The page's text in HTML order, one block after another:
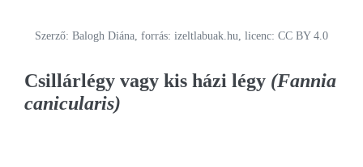
Szerző: Balogh Diána, forrás: izeltlabuak.hu, licenc: CC BY 4.0
Csillárlégy vagy kis házi légy (Fannia
canicularis)